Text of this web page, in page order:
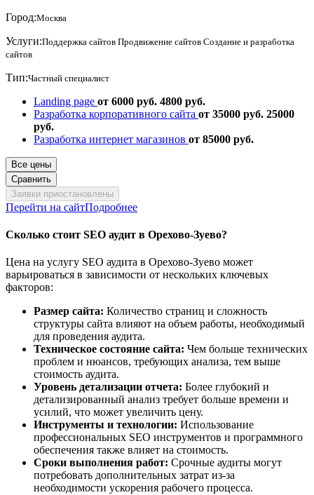
Город:Москва
Услуги:Поддержка сайтов Продвижение сайтов Создание и разработка
сайтов
Тип:Частный специалист
Landing page от 6000 руб. 4800 руб.
Разработка корпоративного сайта от 35000 руб. 25000
руб.
Разработка интернет магазинов от 85000 руб.
Все цены
Сравнить
Заявки приостановлены
Перейти на сайтПодробнее
Сколько стоит SEO аудит в Орехово-Зуево?
Цена на услугу SEO аудита в Орехово-Зуево может
варьироваться в зависимости от нескольких ключевых
факторов:
Размер сайта: Количество страниц и сложность
структуры сайта влияют на объем работы, необходимый
для проведения аудита.
Техническое состояние сайта: Чем больше технических
проблем и нюансов, требующих анализа, тем выше
стоимость аудита.
Уровень детализации отчета: Более глубокий и
детализированный анализ требует больше времени и
усилий, что может увеличить цену.
Инструменты и технологии: Использование
профессиональных SEO инструментов и программного
обеспечения также влияет на стоимость.
Сроки выполнения работ: Срочные аудиты могут
потребовать дополнительных затрат из-за
необходимости ускорения рабочего процесса.